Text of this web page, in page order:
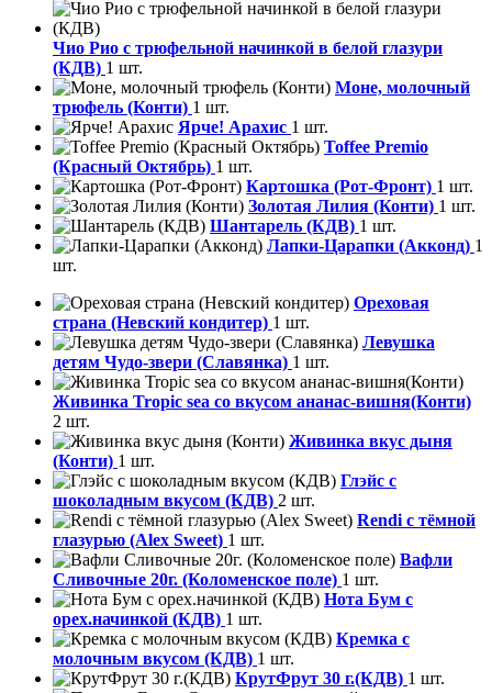
Чио Рио с трюфельной начинкой в белой глазури
(КДВ) 1 шт.
Моне, молочный
трюфель (Конти) 1 шт.
Ярче! Арахис 1 шт.
Toffee Premio
(Красный Октябрь) 1 шт.
Картошка (Рот-Фронт) 1 шт.
Золотая Лилия (Конти) 1 шт.
Шантарель (КДВ) 1 шт.
Лапки-Царапки (Акконд) 1
шт.
Ореховая
страна (Невский кондитер) 1 шт.
Левушка
детям Чудо-звери (Славянка) 1 шт.
Живинка Tropic sea со вкусом ананас-вишня(Конти)
2 шт.
Живинка вкус дыня
(Конти) 1 шт.
Глэйс с
шоколадным вкусом (КДВ) 2 шт.
Rendi с тёмной
глазурью (Alex Sweet) 1 шт.
Вафли
Сливочные 20г. (Коломенское поле) 1 шт.
Нота Бум с
орех.начинкой (КДВ) 1 шт.
Кремка с
молочным вкусом (КДВ) 1 шт.
КрутФрут 30 г.(КДВ) 1 шт.